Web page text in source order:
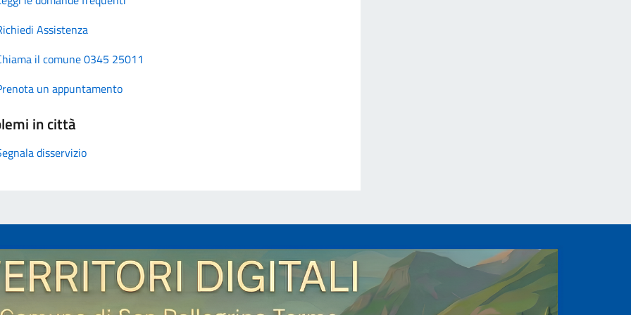
Assistenza
il comune 0345 25011
un appuntamento
in città
disservizio